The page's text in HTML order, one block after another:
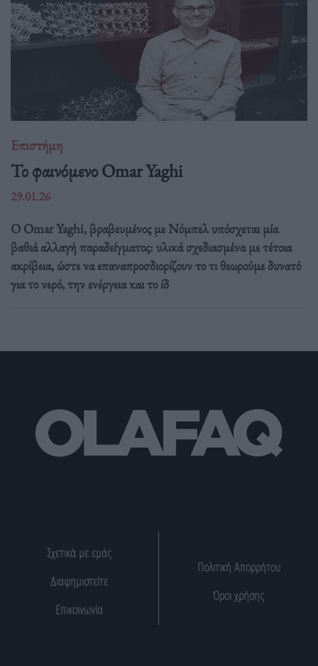
Επιστήμη
Το φαινόμενο Omar Yaghi
29.01.26
Ο Omar Yaghi, βραβευμένος με Νόμπελ υπόσχεται μία
βαθιά αλλαγή παραδείγματος: υλικά σχεδιασμένα με τέτοια
ακρίβεια, ώστε να επαναπροσδιορίζουν το τι θεωρούμε δυνατό
για το νερό, την ενέργεια και το ίδ
Σχετικά με εμάς
Διαφημιστείτε
Επικοινωνία
Πολιτική Απορρήτου
Όροι χρήσης